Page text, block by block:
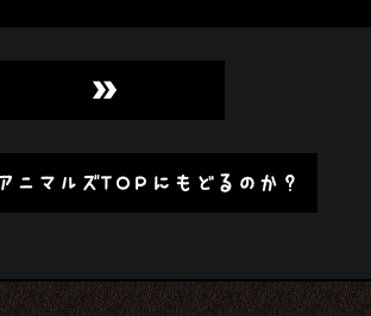
»
ニマルズTOPにもどるのか？